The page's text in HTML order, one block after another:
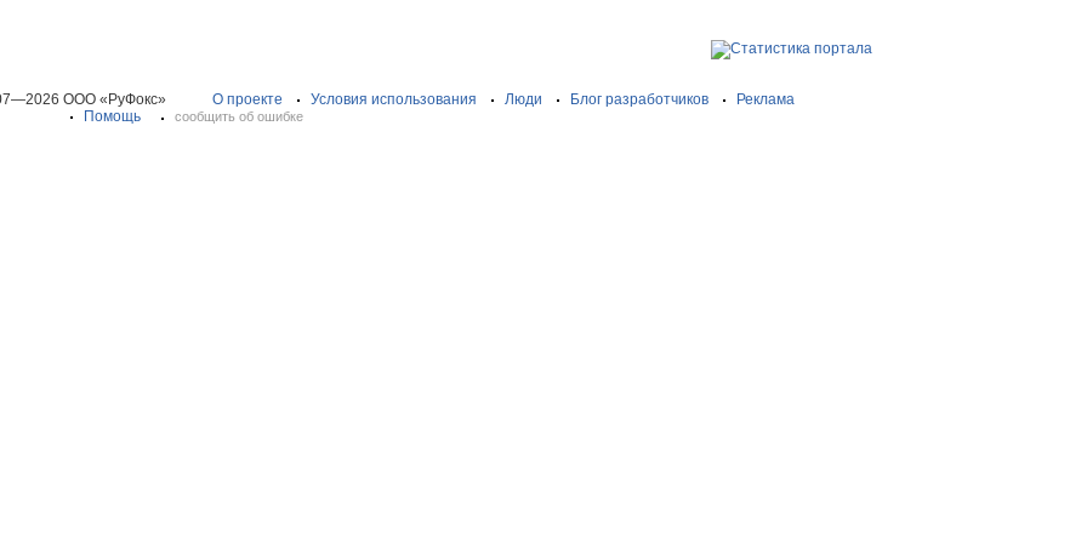
ООО «РуФокс» О проекте Условия использования Люди Блог разработчиков
Реклама
Помощь
сообщить об ошибке